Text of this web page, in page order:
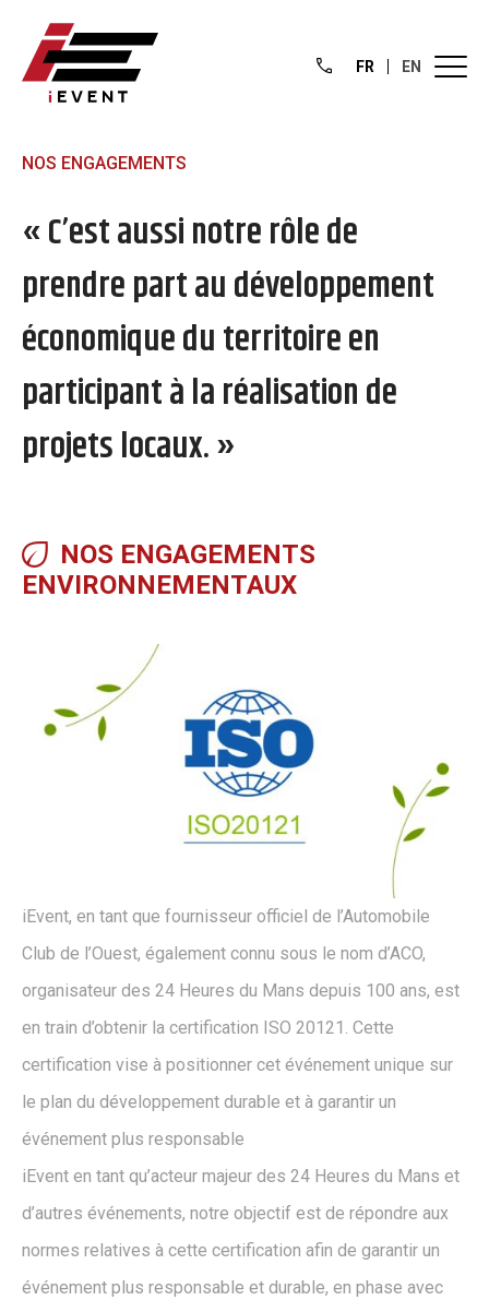
FR EN
NOS ENGAGEMENTS
« C’est aussi notre rôle de
prendre part au développement
économique du territoire en
participant à la réalisation de
projets locaux. »
NOS ENGAGEMENTS
ENVIRONNEMENTAUX
iEvent, en tant que fournisseur officiel de l’Automobile
Club de l’Ouest, également connu sous le nom d’ACO,
organisateur des 24 Heures du Mans depuis 100 ans, est
en train d’obtenir la certification ISO 20121. Cette
certification vise à positionner cet événement unique sur
le plan du développement durable et à garantir un
événement plus responsable
iEvent en tant qu’acteur majeur des 24 Heures du Mans et
d’autres événements, notre objectif est de répondre aux
normes relatives à cette certification afin de garantir un
événement plus responsable et durable, en phase avec